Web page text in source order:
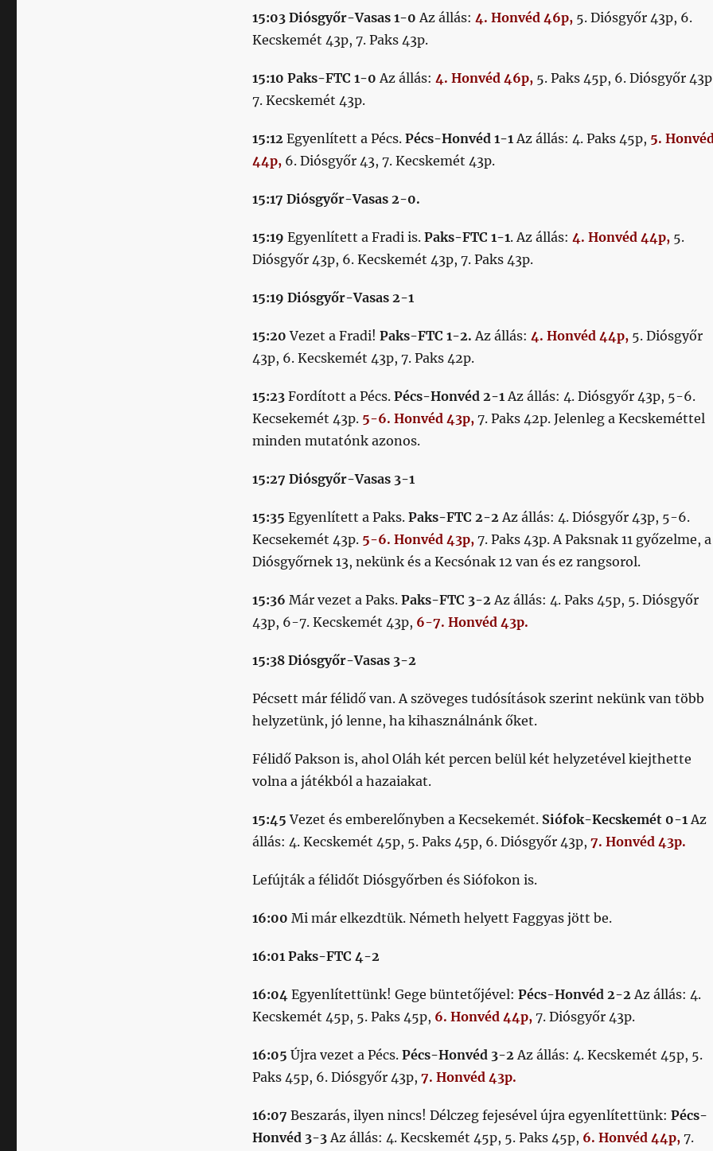
15:03 Diósgyőr-Vasas 1-0Az állás: 4. Honvéd 46p,5. Diósgyőr 43p, 6.
Kecskemét 43p, 7. Paks 43p.
15:10 Paks-FTC 1-0Az állás: 4. Honvéd 46p,5. Paks 45p, 6. Diósgyőr
7. Kecskemét 43p.
15:12 Egyenlített a Pécs. Pécs-Honvéd 1-1Az állás: 4. Paks 45p, 5.
44p,6. Diósgyőr 43, 7. Kecskemét 43p.
15:17 Diósgyőr-Vasas 2-0.
15:19 Egyenlített a Fradi is. Paks-FTC 1-1. Az állás: 4. Honvéd 44p,5.
Diósgyőr 43p, 6. Kecskemét 43p, 7. Paks 43p.
15:19 Diósgyőr-Vasas 2-1
15:20 Vezet a Fradi! Paks-FTC 1-2. Az állás: 4. Honvéd 44p,5. Diósgyőr
43p, 6. Kecskemét 43p, 7. Paks 42p.
15:23Fordított a Pécs. Pécs-Honvéd 2-1Az állás: 4. Diósgyőr 43p, 5-6.
Kecsekemét 43p. 5-6. Honvéd 43p,7. Paks 42p. Jelenleg a Kecskeméttel
minden mutatónk azonos.
15:27 Diósgyőr-Vasas 3-1
15:35 Egyenlített a Paks. Paks-FTC 2-2Az állás: 4. Diósgyőr 43p, 5-6.
Kecsekemét 43p. 5-6. Honvéd 43p,7. Paks 43p. A Paksnak 11 győzelme, a
Diósgyőrnek 13, nekünk és a Kecsónak 12 van és ez rangsorol.
15:36 Már vezet a Paks. Paks-FTC 3-2Az állás: 4. Paks 45p, 5. Diósgyőr
43p, 6-7. Kecskemét 43p, 6-7. Honvéd 43p.
15:38 Diósgyőr-Vasas 3-2
Pécsett már félidő van. A szöveges tudósítások szerint nekünk van több
helyzetünk, jó lenne, ha kihasználnánk őket.
Félidő Pakson is, ahol Oláh két percen belül két helyzetével kiejthette
volna a játékból a hazaiakat.
15:45 Vezet és emberelőnyben a Kecsekemét. Siófok-Kecskemét 0-1Az
állás: 4. Kecskemét 45p, 5. Paks 45p, 6. Diósgyőr 43p, 7. Honvéd 43p.
Lefújták a félidőt Diósgyőrben és Siófokon is.
16:00 Mi már elkezdtük. Németh helyett Faggyas jött be.
16:01 Paks-FTC 4-2
16:04 Egyenlítettünk! Gege büntetőjével: Pécs-Honvéd 2-2Az állás: 4.
Kecskemét 45p, 5. Paks 45p, 6. Honvéd 44p,7. Diósgyőr 43p.
16:05 Újra vezet a Pécs. Pécs-Honvéd 3-2Az állás: 4. Kecskemét 45p, 5.
Paks 45p, 6. Diósgyőr 43p, 7. Honvéd 43p.
16:07 Beszarás, ilyen nincs! Délczeg fejesével újra egyenlítettünk: Pécs-
Honvéd 3-3Az állás: 4. Kecskemét 45p, 5. Paks 45p, 6. Honvéd 44p,7.